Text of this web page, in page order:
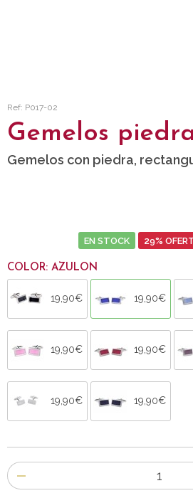
Ref: P017-02
Gemelos piedra
Gemelos con piedra,
EN STOCK 29%
COLOR: AZULON
19,90€ 19,90€
19,90€ 19,90€
19,90€ 19,90€
Número
de